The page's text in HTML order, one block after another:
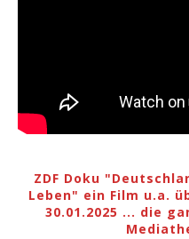
ZDF Doku
Leben" ein Film u.a.
30.01.2025 ... die